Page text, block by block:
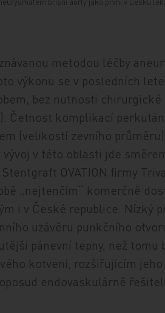
metodou léčby
výkonu se v posledních
bez nutnosti chirurgické
Četnost komplikací
(velikostí zevního průměru)
v této oblasti jde
OVATION firmy
„nejtenčím“ komerčně
i v České republice. Nízký
uzávěru punkčního
pánevní tepny, než tomu
kotvení, rozšiřujícím jeho
endovaskulárně